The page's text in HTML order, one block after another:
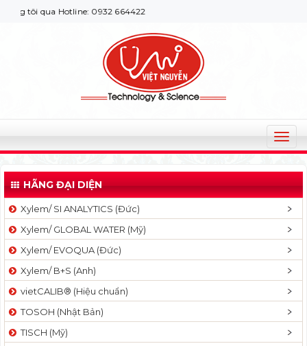
tôi qua Hotline: 0932 664422
T
o
g
l
v
a
t
HÃNG ĐẠI DIỆN
Xylem/ SI ANALYTICS (Đức)
Xylem/ GLOBAL WATER (Mỹ)
Xylem/ EVOQUA (Đức)
Xylem/ B+S (Anh)
vietCALIB® (Hiệu chuẩn)
TOSOH (Nhật Bản)
TISCH (Mỹ)